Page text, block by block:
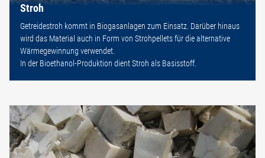
Stroh
Getreidestroh kommt in Biogasanlagen zum Einsatz. Darüber hinaus
wird das Material auch in Form von Strohpellets für die alternative
Wärmegewinnung verwendet.
In der Bioethanol-Produktion dient Stroh als Basisstoff.